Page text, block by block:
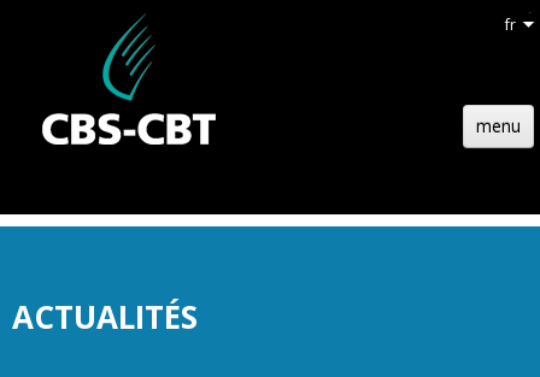
fr
menu
ACTUALITÉS